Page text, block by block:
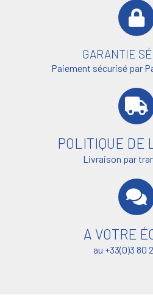
GARANTIE
Paiement sécurisé par
POLITIQUE DE
Livraison par
A VOTRE
au +33(0)3 80